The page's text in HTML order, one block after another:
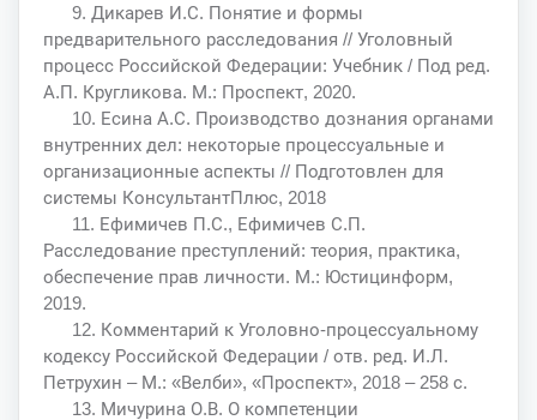
9. Дикарев И.С. Понятие и формы
предварительного расследования // Уголовный
процесс Российской Федерации: Учебник / Под ред.
А.П. Кругликова. М.: Проспект, 2020.
10. Есина А.С. Производство дознания органами
внутренних дел: некоторые процессуальные и
организационные аспекты // Подготовлен для
системы КонсультантПлюс, 2018
11. Ефимичев П.С., Ефимичев С.П.
Расследование преступлений: теория, практика,
обеспечение прав личности. М.: Юстицинформ,
2019.
12. Комментарий к Уголовно-процессуальному
кодексу Российской Федерации / отв. ред. И.Л.
Петрухин – М.: «Велби», «Проспект», 2018 – 258 с.
13. Мичурина О.В. О компетенции